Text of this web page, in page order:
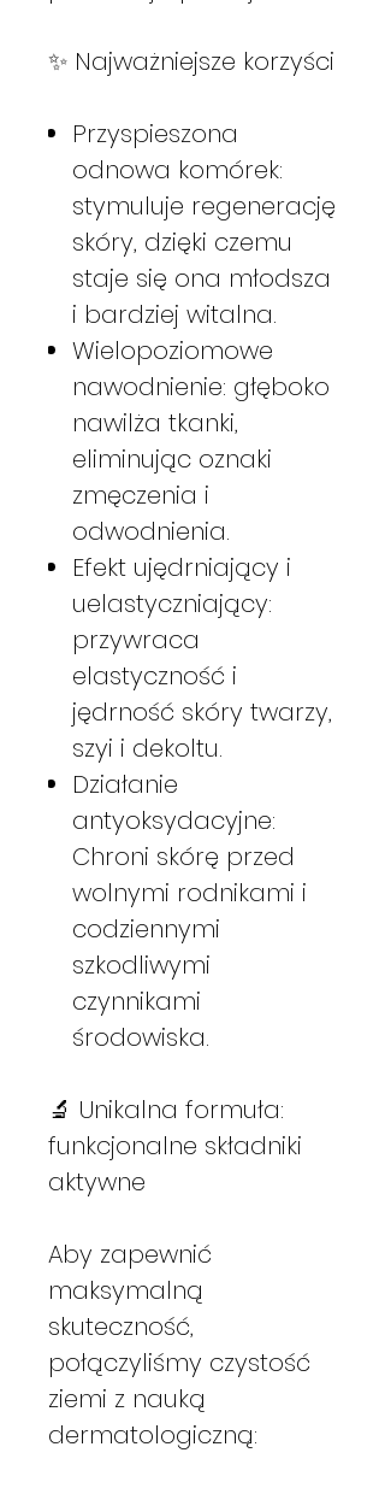
✨ Najważniejsze korzyści
Przyspieszona
odnowa komórek:
stymuluje regenerację
skóry, dzięki czemu
staje się ona młodsza
i bardziej witalna.
Wielopoziomowe
nawodnienie: głęboko
nawilża tkanki,
eliminując oznaki
zmęczenia i
odwodnienia.
Efekt ujędrniający i
uelastyczniający:
przywraca
elastyczność i
jędrność skóry twarzy,
szyi i dekoltu.
Działanie
antyoksydacyjne:
Chroni skórę przed
wolnymi rodnikami i
codziennymi
szkodliwymi
czynnikami
środowiska.
🔬 Unikalna formuła:
funkcjonalne składniki
aktywne
Aby zapewnić
maksymalną
skuteczność,
połączyliśmy czystość
ziemi z nauką
dermatologiczną: